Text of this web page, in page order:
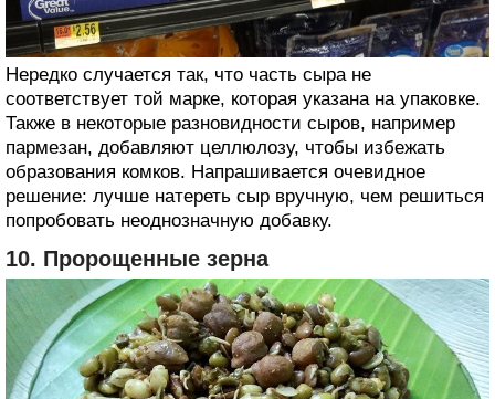
Нередко случается так, что часть сыра не
соответствует той марке, которая указана на упаковке.
Также в некоторые разновидности сыров, например
пармезан, добавляют целлюлозу, чтобы избежать
образования комков. Напрашивается очевидное
решение: лучше натереть сыр вручную, чем решиться
попробовать неоднозначную добавку.
10. Пророщенные зерна